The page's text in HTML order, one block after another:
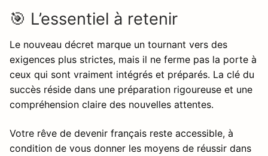
🎯 L’essentiel à retenir
Le nouveau décret marque un tournant vers des
exigences plus strictes, mais il ne ferme pas la porte à
ceux qui sont vraiment intégrés et préparés. La clé du
succès réside dans une préparation rigoureuse et une
compréhension claire des nouvelles attentes.
Votre rêve de devenir français reste accessible, à
condition de vous donner les moyens de réussir dans